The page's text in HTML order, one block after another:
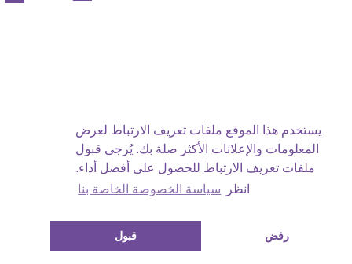
يستخدم هذا الموقع ملفات تعريف الارتباط لعرض
المعلومات والإعلانات الأكثر صلة بك. يُرجى قبول
ملفات تعريف الارتباط للحصول على أفضل أداء.
انظر
سياسة الخصوصة الخاصة بنا
رفض قبول